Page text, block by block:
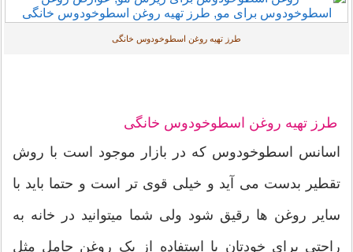
طرز تهیه روغن اسطوخودوس خانگی
طرز تهیه روغن اسطوخودوس خانگی
اسانس اسطوخودوس که در بازار موجود است با روش
تقطیر بدست می آید و خیلی قوی تر است و حتما باید با
سایر روغن ها رقیق شود ولی شما میتوانید در خانه به
راحتی برای خودتان با استفاده از یک روغن حامل مثل